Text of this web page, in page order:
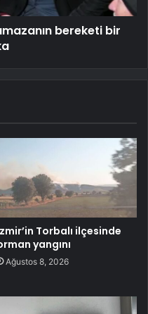
bereketi bir
Torbalı ilçesinde
yangını
Ağustos 8, 2026